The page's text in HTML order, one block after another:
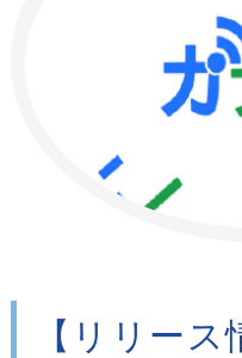
【リリー